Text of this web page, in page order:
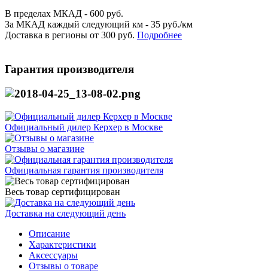
В пределах МКАД - 600 руб.
За МКАД каждый следующий км - 35 руб./км
Доставка в регионы от 300 руб. Подробнее
Гарантия производителя
Официальный дилер Керхер в Москве
Отзывы о магазине
Официальная гарантия производителя
Весь товар сертифицирован
Доставка на следующий день
Описание
Характеристики
Аксессуары
Отзывы о товаре